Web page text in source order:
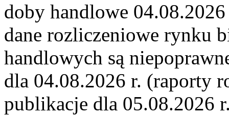
doby handlowe
dane rozliczeniowe rynku
handlowych są
dla 04.08.2026 r. (raporty
publikacje dla 05.08.2026